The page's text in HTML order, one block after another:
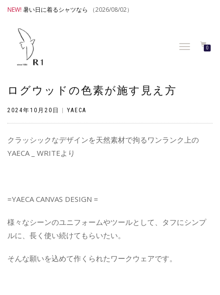
NEW! 暑い日に着るシャツなら （2026/08/02）
TOGGLE
0
ログウッドの色素が施す見え方
2024年10月20日 YAECA
クラッシックなデザインを天然素材で拘るワンランク上の
YAECA _ WRITEより
=YAECA CANVAS DESIGN =
様々なシーンのユニフォームやツールとして、タフにシンプ
ルに、長く使い続けてもらいたい。
そんな願いを込めて作くられたワークウェアです。